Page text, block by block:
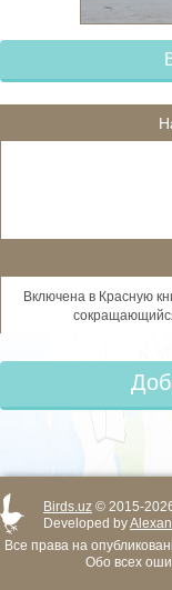
Включена в Красную
Birds.uz © 2015-
Developed by
Все права на
Обо всех